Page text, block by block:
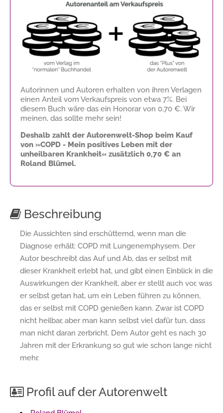
Autorinnen und Autoren erhalten von ihren Verlagen
einen Anteil vom Verkaufspreis von etwa 7%. Bei
diesem Buch wäre das ein Honorar von 0,70 €. Wir
meinen, das sollte mehr sein!
Deshalb zahlt der Autorenwelt-Shop beim Kauf
von »COPD - Mein positives Leben mit der
unheilbaren Krankheit« zusätzlich 0,70 € an
Roland Blümel.
Beschreibung
Die Aussichten sind erschütternd, wenn man die
Diagnose erhält: COPD mit Lungenemphysem. Der
Autor beschreibt das Auf und Ab, das er selbst mit
dieser Krankheit erlebt hat, und gibt einen Einblick in die
Auswirkungen der Krankheit, aber er stellt auch vor, was
er selbst getan hat, um ein Leben führen zu können,
das er selbst mit COPD genießen kann. Zwar ist COPD
nicht heilbar, aber man kann selbst viel dafür tun, dass
man nicht daran zerbricht. Dem Autor geht es nach 30
Jahren mit der Erkrankung so gut wie schon lange nicht
mehr.
Profil auf der Autorenwelt